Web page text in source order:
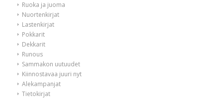
Ruoka ja juoma
Nuortenkirjat
Lastenkirjat
Pokkarit
Dekkarit
Runous
Sammakon uutuudet
Kiinnostavaa juuri nyt
Alekampanjat
Tietokirjat